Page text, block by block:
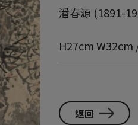
潘春源 (1891-
H27cm W32cm
返回